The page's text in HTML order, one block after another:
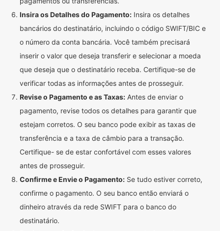
Insira os Detalhes do Pagamento: Insira os detalhes
bancários do destinatário, incluindo o código SWIFT/BIC e
o número da conta bancária. Você também precisará
inserir o valor que deseja transferir e selecionar a moeda
que deseja que o destinatário receba. Certifique-se de
verificar todas as informações antes de prosseguir.
Revise o Pagamento e as Taxas: Antes de enviar o
pagamento, revise todos os detalhes para garantir que
estejam corretos. O seu banco pode exibir as taxas de
transferência e a taxa de câmbio para a transação.
Certifique- se de estar confortável com esses valores
antes de prosseguir.
Confirme e Envie o Pagamento: Se tudo estiver correto,
confirme o pagamento. O seu banco então enviará o
dinheiro através da rede SWIFT para o banco do
destinatário.